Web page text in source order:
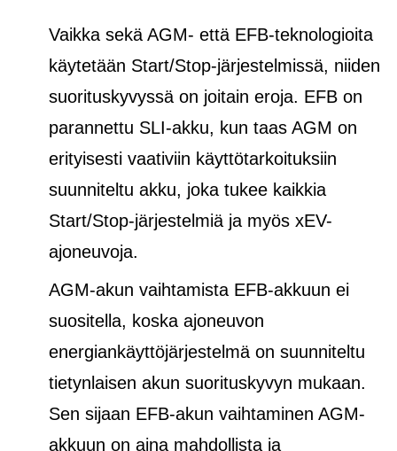
Vaikka sekä AGM- että EFB-teknologioita
käytetään Start/Stop-järjestelmissä, niiden
suorituskyvyssä on joitain eroja. EFB on
parannettu SLI-akku, kun taas AGM on
erityisesti vaativiin käyttötarkoituksiin
suunniteltu akku, joka tukee kaikkia
Start/Stop-järjestelmiä ja myös xEV-
ajoneuvoja.
AGM-akun vaihtamista EFB-akkuun ei
suositella, koska ajoneuvon
energiankäyttöjärjestelmä on suunniteltu
tietynlaisen akun suorituskyvyn mukaan.
Sen sijaan EFB-akun vaihtaminen AGM-
akkuun on aina mahdollista ja